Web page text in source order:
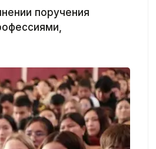
поручения